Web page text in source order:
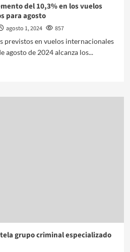
del 10,3% en los vuelos
para agosto
agosto 1, 2024
857
previstos en vuelos internacionales
agosto de 2024 alcanza los...
grupo criminal especializado